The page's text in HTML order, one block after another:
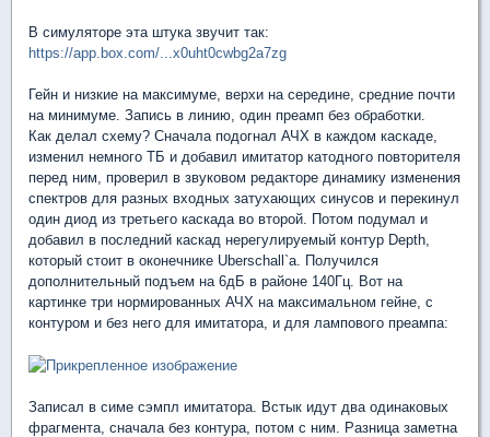
В симуляторе эта штука звучит так:
https://app.box.com/...x0uht0cwbg2a7zg
Гейн и низкие на максимуме, верхи на середине, средние почти
на минимуме. Запись в линию, один преамп без обработки.
Как делал схему? Сначала подогнал АЧХ в каждом каскаде,
изменил немного ТБ и добавил имитатор катодного повторителя
перед ним, проверил в звуковом редакторе динамику изменения
спектров для разных входных затухающих синусов и перекинул
один диод из третьего каскада во второй. Потом подумал и
добавил в последний каскад нерегулируемый контур Depth,
который стоит в оконечнике Uberschall`а. Получился
дополнительный подъем на 6дБ в районе 140Гц. Вот на
картинке три нормированных АЧХ на максимальном гейне, с
контуром и без него для имитатора, и для лампового преампа:
Записал в симе сэмпл имитатора. Встык идут два одинаковых
фрагмента, сначала без контура, потом с ним. Разница заметна